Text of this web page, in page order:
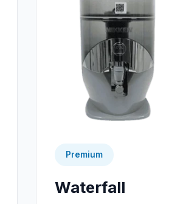
Premium
Waterfall